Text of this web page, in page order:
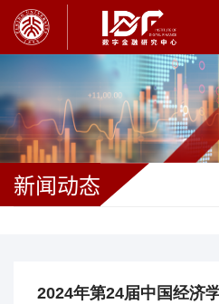
新闻动态
2024年第24届中国经济